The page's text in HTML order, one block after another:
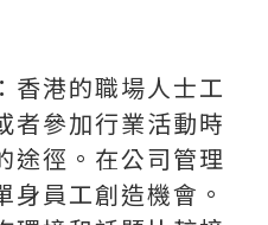
：香港的職場人士工
者參加行業活動時
途徑。在公司管理
身員工創造機會。